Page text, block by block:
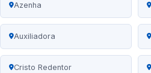
Azenha
Auxiliadora
Cristo Redentor